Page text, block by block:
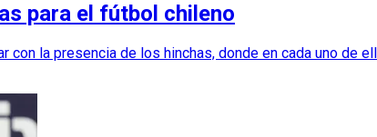
para el fútbol chileno
la presencia de los hinchas, donde en cada uno de